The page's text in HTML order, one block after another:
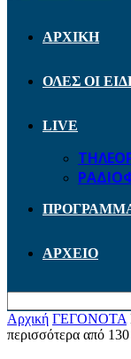
ΑΡΧΙΚΗ
ΟΛΕΣ ΟΙ
LIVE
ΑΡΧΕΙΟ
Αρχική ΓΕΓΟΝΟΤΑ
περισσότερα από 130